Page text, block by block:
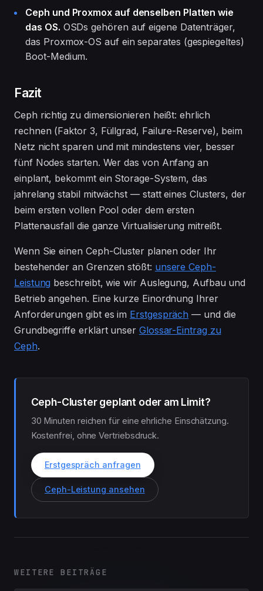
Ceph und Proxmox auf denselben Platten wie
das OS. OSDs gehören auf eigene Datenträger,
das Proxmox-OS auf ein separates (gespiegeltes)
Boot-Medium.
Fazit
Ceph richtig zu dimensionieren heißt: ehrlich
rechnen (Faktor 3, Füllgrad, Failure-Reserve), beim
Netz nicht sparen und mit mindestens vier, besser
fünf Nodes starten. Wer das von Anfang an
einplant, bekommt ein Storage-System, das
jahrelang stabil mitwächst — statt eines Clusters, der
beim ersten vollen Pool oder dem ersten
Plattenausfall die ganze Virtualisierung mitreißt.
Wenn Sie einen Ceph-Cluster planen oder Ihr
bestehender an Grenzen stößt: unsere Ceph-
Leistung beschreibt, wie wir Auslegung, Aufbau und
Betrieb angehen. Eine kurze Einordnung Ihrer
Anforderungen gibt es im Erstgespräch — und die
Grundbegriffe erklärt unser Glossar-Eintrag zu
Ceph.
Ceph-Cluster geplant oder am Limit?
30 Minuten reichen für eine ehrliche Einschätzung.
Kostenfrei, ohne Vertriebsdruck.
Erstgespräch anfragen
Ceph-Leistung ansehen
WEITERE BEITRÄGE